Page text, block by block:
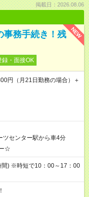
掲載日：2026.08.06
NEW
事務手続き！残
録・面接OK
円（月21日勤務の場合）＋
ツセンター駅から車4分
☆
) ※時短で10：00～17：00